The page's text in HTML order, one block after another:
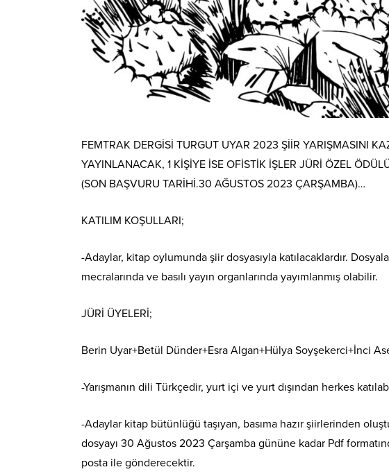
FEMTRAK DERGİSİ TURGUT UYAR 2023 ŞİİR YARIŞMASINI
YAYINLANACAK, 1 KİŞİYE İSE OFİSTİK İŞLER JÜRİ ÖZEL
(SON BAŞVURU TARİHİ.30 AĞUSTOS 2023 ÇARŞAMBA)…
KATILIM KOŞULLARI;
-Adaylar, kitap oylumunda şiir dosyasıyla katılacaklardır.
mecralarında ve basılı yayın organlarında yayımlanmış olabilir.
JÜRİ ÜYELERİ;
Berin Uyar+Betül Dünder+Esra Algan+Hülya Soyşekerci+İnci
-Yarışmanın dili Türkçedir, yurt içi ve yurt dışından herkes
-Adaylar kitap bütünlüğü taşıyan, basıma hazır şiirlerinden
dosyayı 30 Ağustos 2023 Çarşamba gününe kadar Pdf
posta ile gönderecektir.